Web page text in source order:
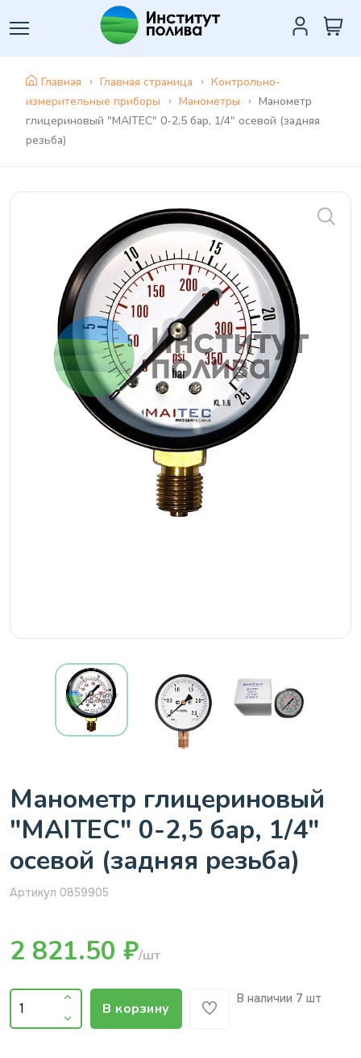
Главная Главная страница
Контрольно-
измерительные приборы
Манометры
Манометр
глицериновый "MAITEC" 0-2,5 бар, 1/4" осевой (задняя
резьба)
Манометр глицериновый
"MAITEC" 0-2,5 бар, 1/4"
осевой (задняя резьба)
Артикул 0859905
2 821.50 ₽/шт
В корзину
В наличии 7 шт